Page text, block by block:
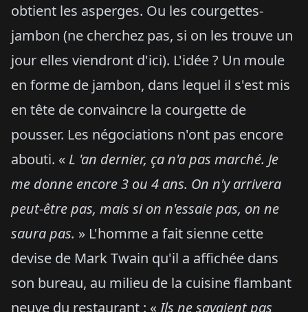
obtient les asperges. Ou les courgettes-
jambon (ne cherchez pas, si on les trouve un
jour elles viendront d'ici). L'idée ? Un moule
en forme de jambon, dans lequel il s'est mis
en tête de convaincre la courgette de
pousser. Les négociations n'ont pas encore
abouti. « L 'an dernier, ça n'a pas marché. Je
me donne encore 3 ou 4 ans. On n'y arrivera
peut-être pas, mais si on n'essaie pas, on ne
saura pas. » L'homme a fait sienne cette
devise de Mark Twain qu'il a affichée dans
son bureau, au milieu de la cuisine flambant
neuve du restaurant : « Ils ne savaient pas